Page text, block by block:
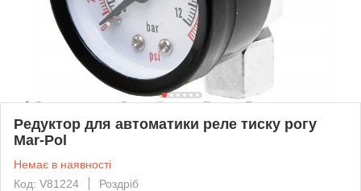
Редуктор для автоматики реле тиску рогу
Mar-Pol
Немає в наявності
Код: V81224
Роздріб